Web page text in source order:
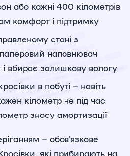
або кожні 400 кілометрів
комфорт і підтримку
стані з
наповнювач
вбирає залишкову вологу
в побуті – навіть
кілометр не під час
зносу амортизації
– обов'язкове
які прибирають на